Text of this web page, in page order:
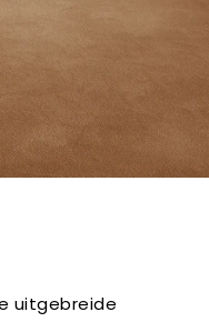
uitgebreide